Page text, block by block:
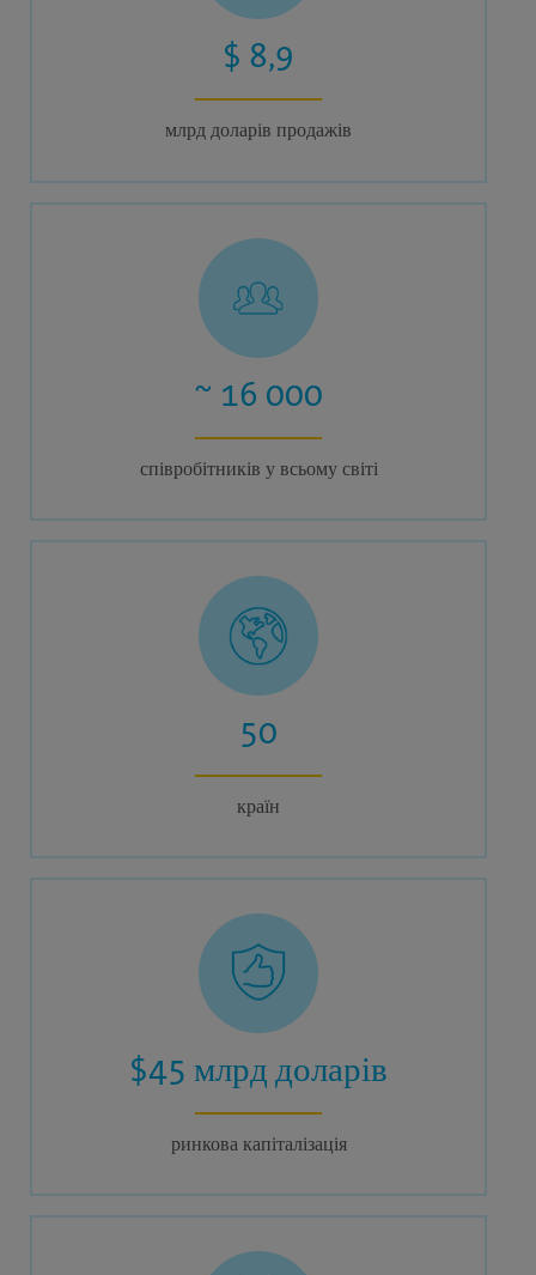
$ 8,9
млрд доларів продажів
~ 16 000
співробітників у всьому світі
50
країн
$45 млрд доларів
ринкова капіталізація